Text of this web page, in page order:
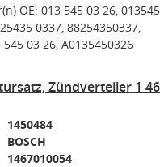
OE: 013 545 03 26,
0337, 88254350337,
03 26, A0135450326
Zündverteiler 1
1450484
BOSCH
1467010054